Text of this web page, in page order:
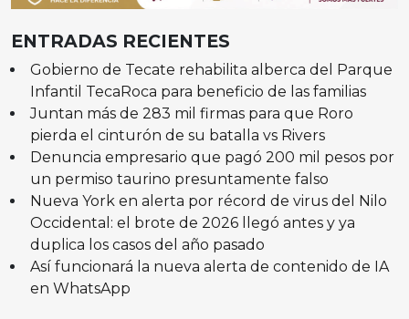
ENTRADAS RECIENTES
Gobierno de Tecate rehabilita alberca del Parque
Infantil TecaRoca para beneficio de las familias
Juntan más de 283 mil firmas para que Roro
pierda el cinturón de su batalla vs Rivers
Denuncia empresario que pagó 200 mil pesos por
un permiso taurino presuntamente falso
Nueva York en alerta por récord de virus del Nilo
Occidental: el brote de 2026 llegó antes y ya
duplica los casos del año pasado
Así funcionará la nueva alerta de contenido de IA
en WhatsApp